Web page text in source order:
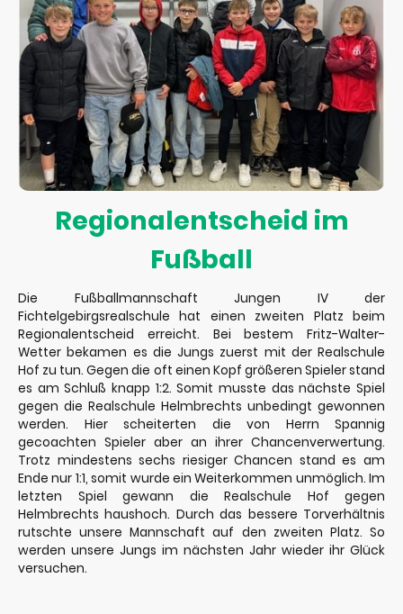
Regionalentscheid im
Fußball
Die Fußballmannschaft Jungen IV der
Fichtelgebirgsrealschule hat einen zweiten Platz beim
Regionalentscheid erreicht. Bei bestem Fritz-Walter-
Wetter bekamen es die Jungs zuerst mit der Realschule
Hof zu tun. Gegen die oft einen Kopf größeren Spieler stand
es am Schluß knapp 1:2. Somit musste das nächste Spiel
gegen die Realschule Helmbrechts unbedingt gewonnen
werden. Hier scheiterten die von Herrn Spannig
gecoachten Spieler aber an ihrer Chancenverwertung.
Trotz mindestens sechs riesiger Chancen stand es am
Ende nur 1:1, somit wurde ein Weiterkommen unmöglich. Im
letzten Spiel gewann die Realschule Hof gegen
Helmbrechts haushoch. Durch das bessere Torverhältnis
rutschte unsere Mannschaft auf den zweiten Platz. So
werden unsere Jungs im nächsten Jahr wieder ihr Glück
versuchen.